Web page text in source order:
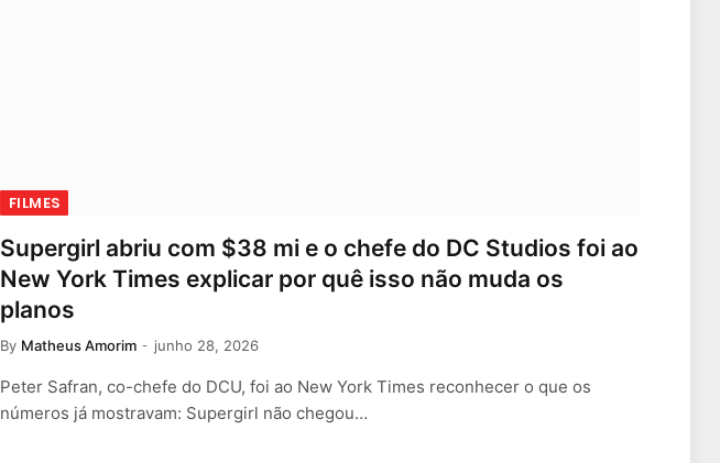
FILMES
Supergirl abriu com $38 mi e o chefe do DC Studios foi ao
New York Times explicar por quê isso não muda os
planos
By Matheus Amorim junho 28, 2026
Peter Safran, co-chefe do DCU, foi ao New York Times reconhecer o que os
números já mostravam: Supergirl não chegou…